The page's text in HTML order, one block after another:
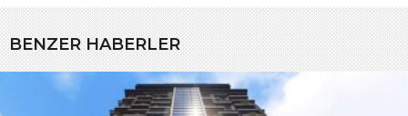
BENZER HABERLER